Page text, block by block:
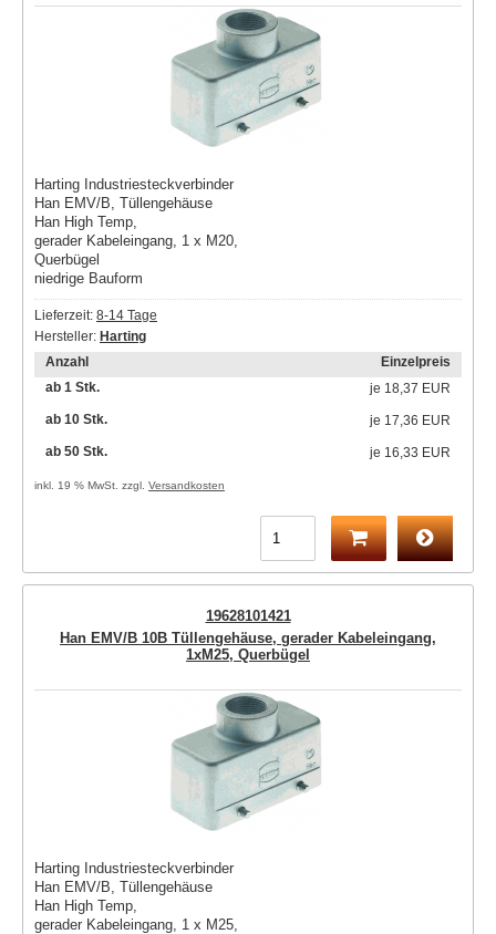
Harting Industriesteckverbinder
Han EMV/B, Tüllengehäuse
Han High Temp,
gerader Kabeleingang, 1 x M20,
Querbügel
niedrige Bauform
Lieferzeit: 8-14 Tage
Hersteller: Harting
Anzahl
Einzelpreis
ab 1 Stk.
je 18,37 EUR
ab 10 Stk.
je 17,36 EUR
ab 50 Stk.
je 16,33 EUR
inkl. 19 % MwSt. zzgl. Versandkosten
19628101421
Han EMV/B 10B Tüllengehäuse, gerader Kabeleingang,
1xM25, Querbügel
Harting Industriesteckverbinder
Han EMV/B, Tüllengehäuse
Han High Temp,
gerader Kabeleingang, 1 x M25,